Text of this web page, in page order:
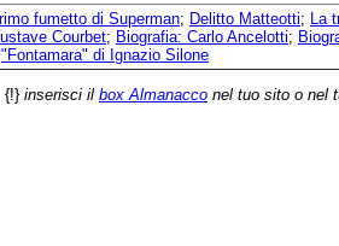
fumetto di Superman; Delitto Matteotti; La
Courbet; Biografia: Carlo Ancelotti;
"Fontamara" di Ignazio Silone
{!} inserisci il box Almanacco nel tuo sito o nel